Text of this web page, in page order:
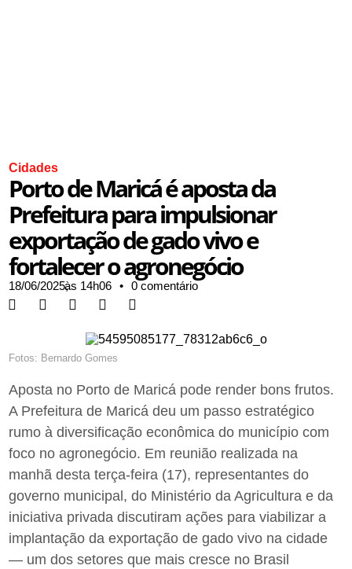
Cidades
Porto de Maricá é aposta da
Prefeitura para impulsionar
exportação de gado vivo e
fortalecer o agronegócio
18/06/2025,às 14h06 • 0 comentário
Fotos: Bernardo Gomes
Aposta no Porto de Maricá pode render bons frutos.
A Prefeitura de Maricá deu um passo estratégico
rumo à diversificação econômica do município com
foco no agronegócio. Em reunião realizada na
manhã desta terça-feira (17), representantes do
governo municipal, do Ministério da Agricultura e da
iniciativa privada discutiram ações para viabilizar a
implantação da exportação de gado vivo na cidade
— um dos setores que mais cresce no Brasil